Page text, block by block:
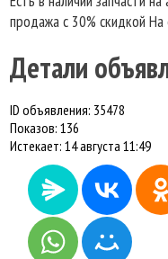
продажа с 30% скидкой
Детали
ID объявления: 35478
Показов: 136
Истекает: 14 августа 11:49